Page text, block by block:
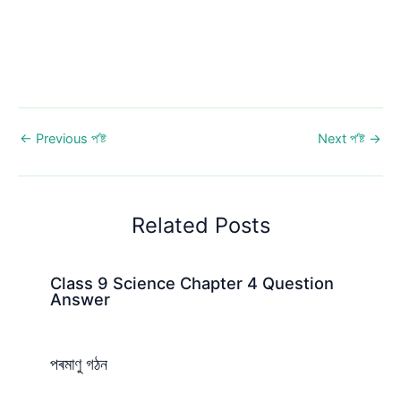
← Previous প’ষ্ট Next প’ষ্ট →
Related Posts
Class 9 Science Chapter 4 Question
Answer
পৰমাণু গঠন